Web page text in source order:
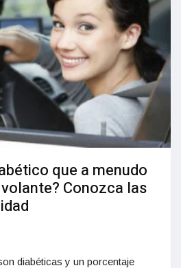
que a menudo
Conozca las
diabéticas y un porcentaje